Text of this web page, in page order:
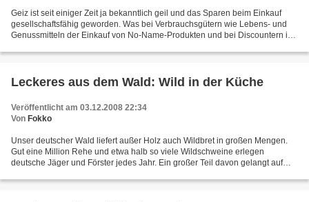
Geiz ist seit einiger Zeit ja bekanntlich geil und das Sparen beim Einkauf
gesellschaftsfähig geworden. Was bei Verbrauchsgütern wie Lebens- und
Genussmitteln der Einkauf von No-Name-Produkten und bei Discountern ist,
Leckeres aus dem Wald: Wild in der Küche
Veröffentlicht am 03.12.2008 22:34
Von Fokko
Unser deutscher Wald liefert außer Holz auch Wildbret in großen Mengen.
Gut eine Million Rehe und etwa halb so viele Wildschweine erlegen
deutsche Jäger und Förster jedes Jahr. Ein großer Teil davon gelangt auf